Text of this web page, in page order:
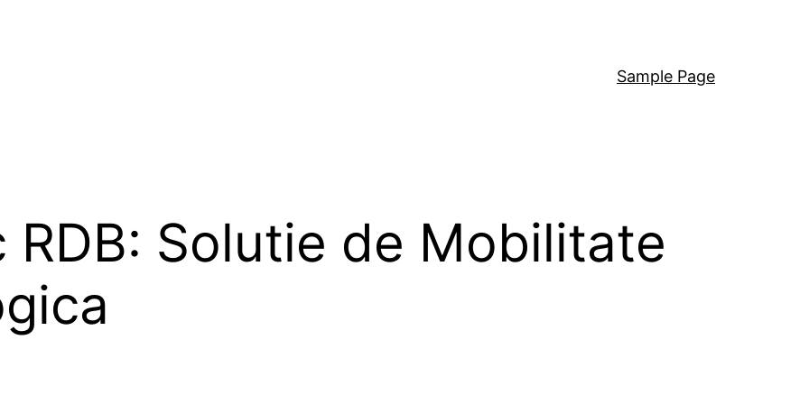
Sample Page
Solutie de Mobilitate